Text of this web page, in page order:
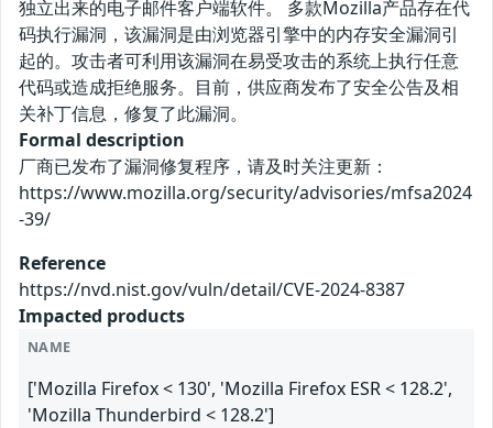
独立出来的电子邮件客户端软件。 多款Mozilla产品存在代
码执行漏洞，该漏洞是由浏览器引擎中的内存安全漏洞引
起的。攻击者可利用该漏洞在易受攻击的系统上执行任意
代码或造成拒绝服务。目前，供应商发布了安全公告及相
关补丁信息，修复了此漏洞。
Formal description
厂商已发布了漏洞修复程序，请及时关注更新：
https://www.mozilla.org/security/advisories/mfsa2024
-39/
Reference
https://nvd.nist.gov/vuln/detail/CVE-2024-8387
Impacted products
NAME
['Mozilla Firefox < 130', 'Mozilla Firefox ESR < 128.2',
'Mozilla Thunderbird < 128.2']